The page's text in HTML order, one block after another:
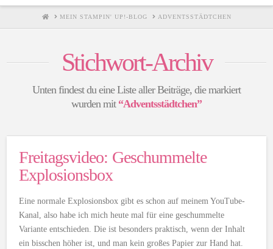
HOMEMEIN STAMPIN' UP!-BLOG ADVENTSSTÄDTCHEN
Stichwort-Archiv
Unten findest du eine Liste aller Beiträge, die markiert
wurden mit “Adventsstädtchen”
Freitagsvideo: Geschummelte
Explosionsbox
Eine normale Explosionsbox gibt es schon auf meinem YouTube-
Kanal, also habe ich mich heute mal für eine geschummelte
Variante entschieden. Die ist besonders praktisch, wenn der Inhalt
ein bisschen höher ist, und man kein großes Papier zur Hand hat.